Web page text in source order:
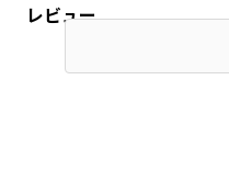
レビュー